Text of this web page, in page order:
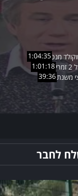
1:04:35
1:01:18
39:36
לחבר